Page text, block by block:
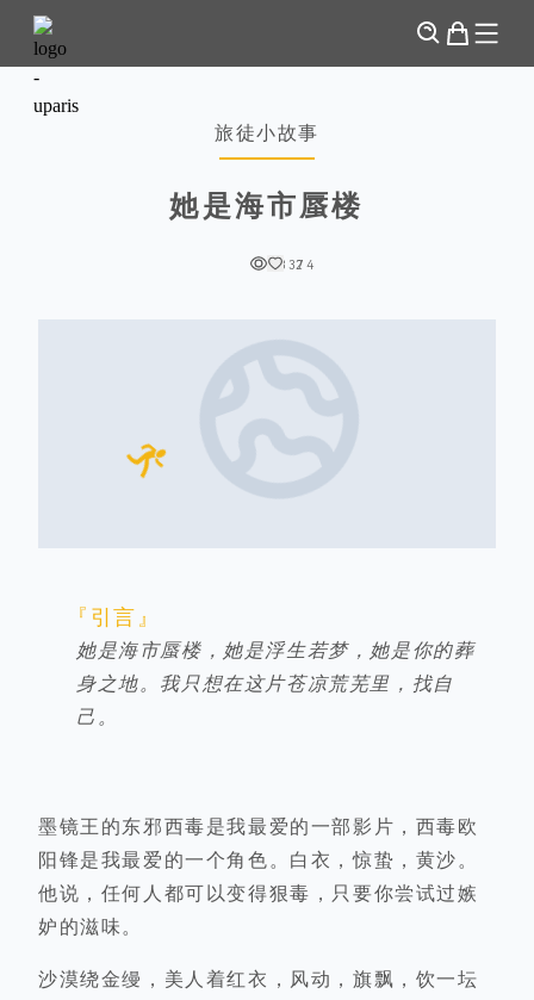
旅徒小故事
她是海市蜃楼
3374
2
『引言』
她是海市蜃楼，她是浮生若梦，她是你的葬
身之地。我只想在这片苍凉荒芜里，找自
己。
墨镜王的东邪西毒是我最爱的一部影片，西毒欧
阳锋是我最爱的一个角色。白衣，惊蛰，黄沙。
他说，任何人都可以变得狠毒，只要你尝试过嫉
妒的滋味。
沙漠绕金缦，美人着红衣，风动，旗飘，饮一坛